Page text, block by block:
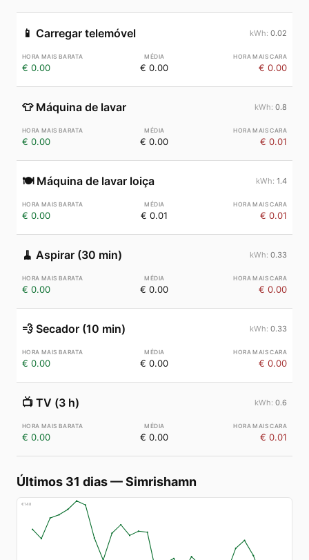
📱 Carregar telemóvel 0.02
€ 0.00 € 0.00 € 0.00
👕 Máquina de lavar 0.8
€ 0.00 € 0.00 € 0.01
🍽️ Máquina de lavar loiça 1.4
€ 0.00 € 0.01 € 0.01
🧹 Aspirar (30 min) 0.33
€ 0.00 € 0.00 € 0.00
💨 Secador (10 min) 0.33
€ 0.00 € 0.00 € 0.00
📺 TV (3 h) 0.6
€ 0.00 € 0.00 € 0.01
Últimos 31 dias—Simrishamn
€148